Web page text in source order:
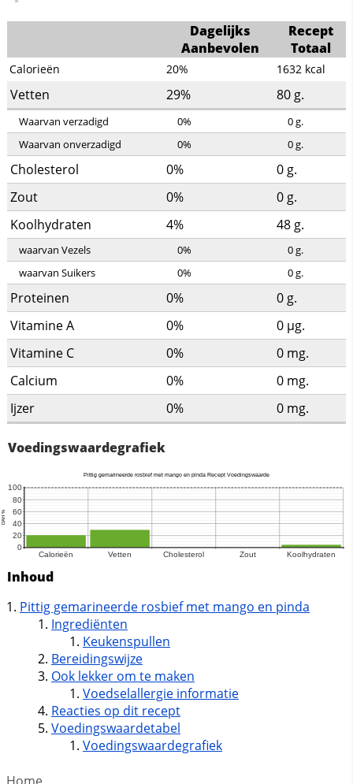
Dagelijks
Aanbevolen
Recept
Totaal
Calorieën 20% 1632 kcal
Vetten 29% 80g.
Waarvan verzadigd 0% 0g.
Waarvan onverzadigd
0% 0g.
Cholesterol 0% 0g.
Zout
0% 0g.
Koolhydraten
4% 48g.
waarvan Vezels 0% 0g.
waarvan Suikers
0% 0g.
Proteinen 0% 0g.
Vitamine A
0% 0 µg.
Vitamine C
0% 0 mg.
Calcium
0% 0 mg.
Ijzer
0% 0 mg.
Voedingswaardegrafiek
Inhoud
Pittig gemarineerde rosbief met mango en pinda
Ingrediënten
Keukenspullen
Bereidingswijze
Ook lekker om te maken
Voedselallergie informatie
Reacties op dit recept
Voedingswaardetabel
Voedingswaardegrafiek
Home